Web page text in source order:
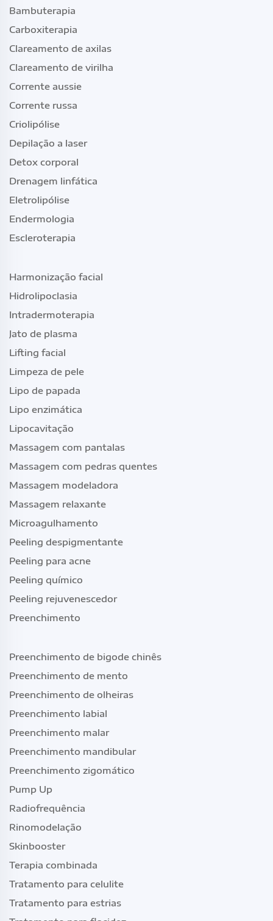
Bambuterapia
Carboxiterapia
Clareamento de axilas
Clareamento de virilha
Corrente aussie
Corrente russa
Criolipólise
Depilação a laser
Detox corporal
Drenagem linfática
Eletrolipólise
Endermologia
Escleroterapia
Harmonização facial
Hidrolipoclasia
Intradermoterapia
Jato de plasma
Lifting facial
Limpeza de pele
Lipo de papada
Lipo enzimática
Lipocavitação
Massagem com pantalas
Massagem com pedras quentes
Massagem modeladora
Massagem relaxante
Microagulhamento
Peeling despigmentante
Peeling para acne
Peeling químico
Peeling rejuvenescedor
Preenchimento
Preenchimento de bigode chinês
Preenchimento de mento
Preenchimento de olheiras
Preenchimento labial
Preenchimento malar
Preenchimento mandibular
Preenchimento zigomático
Pump Up
Radiofrequência
Rinomodelação
Skinbooster
Terapia combinada
Tratamento para celulite
Tratamento para estrias